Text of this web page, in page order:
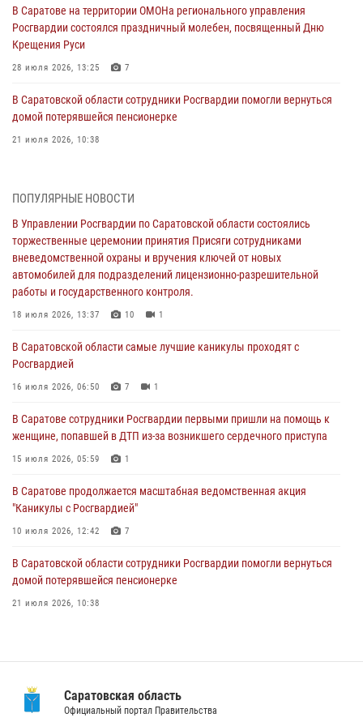
В Саратове на территории ОМОНа регионального управления
Росгвардии состоялся праздничный молебен, посвященный Дню
Крещения Руси
28 июля 2026, 13:25 7
В Саратовской области сотрудники Росгвардии помогли вернуться
домой потерявшейся пенсионерке
21 июля 2026, 10:38
вневедомственной охраны и вручения ключей от новых
автомобилей для подразделений лицензионно-разрешительной
работы и государственного контроля.
18 июля 2026, 13:37 10 1
В Саратовской области самые лучшие каникулы проходят с
Росгвардией
В Саратове сотрудники Росгвардии первыми пришли на помощь к
женщине, попавшей в ДТП из-за возникшего сердечного приступа
В Саратове продолжается масштабная ведомственная акция
"Каникулы с Росгвардией"
В Саратовской области при содействии спецназа Росгвардии
задержан подозреваемый в незаконном обороте наркотиков
ПОПУЛЯРНЫЕ НОВОСТИ
В Управлении Росгвардии по Саратовской области состоялись
торжественные церемонии принятия Присяги сотрудниками
вневедомственной охраны и вручения ключей от новых
автомобилей для подразделений лицензионно-разрешительной
работы и государственного контроля.
18 июля 2026, 13:37 10 1
В Саратовской области самые лучшие каникулы проходят с
Росгвардией
16 июля 2026, 06:50 7 1
В Саратове сотрудники Росгвардии первыми пришли на помощь к
женщине, попавшей в ДТП из-за возникшего сердечного приступа
15 июля 2026, 05:59 1
В Саратове продолжается масштабная ведомственная акция
"Каникулы с Росгвардией"
10 июля 2026, 12:42 7
В Саратовской области сотрудники Росгвардии помогли вернуться
домой потерявшейся пенсионерке
21 июля 2026, 10:38
29 июля 2026, 13:30 8 1
Саратовская область
Официальный портал Правительства